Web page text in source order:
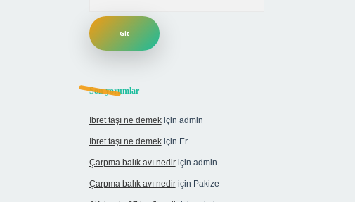
Son yorumlar
Ibret taşı ne demekiçin admin
Ibret taşı ne demekiçin Er
Çarpma balık avı nediriçin admin
Çarpma balık avı nediriçin Pakize